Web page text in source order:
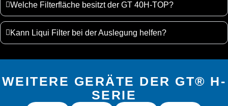
Welche Filterfläche besitzt der GT 40H-TOP?
Kann Liqui Filter bei der Auslegung helfen?
WEITERE GERÄTE DER GT® H-
SERIE